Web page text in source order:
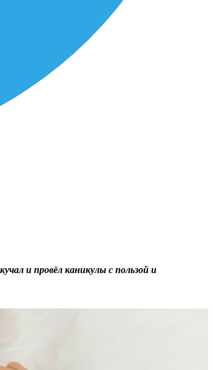
и провёл каникулы с пользой и